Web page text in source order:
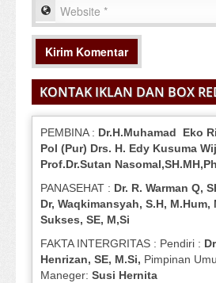
KONTAK IKLAN DAN BOX
PEMBINA : Dr.H.Muhamad Eko
Pol (Pur) Drs. H. Edy Kusuma
Prof.Dr.Sutan
PANASEHAT : Dr. R. Warman Q,
Dr, Waqkimansyah, S.H, M.Hum,
Sukses, SE, M,Si
FAKTA INTERGRITAS : Pendiri :
Henrizan, SE, M.Si, Pimpinan
Maneger: Susi Hernita